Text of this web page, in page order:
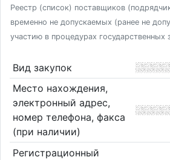
Реестр (список) поставщиков
временно не допускаемых (ранее не
участию в процедурах государственных
Вид закупок
Место нахождения,
электронный адрес,
номер телефона, факса
(при наличии)
Регистрационный